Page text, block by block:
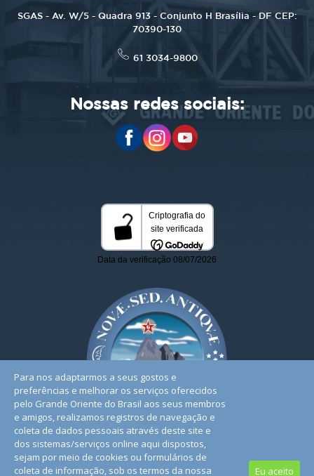
SGAS - Av. W/5 - Quadra 913 - Conjunto H Brasília - DF CEP:
70390-130
61 3034-9800
Nossas redes sociais:
Para nos adaptarmos a seus gostos e
preferências e melhorar os serviços oferecidos
pelo Grande Oriente do Brasil aos seus membros
e amigos, realizamos registros de navegação e
coleta de dados pessoais através deste site e
dos sistemas/serviços online aqui dispostos,
sejam por meio de cookies ou formulários de
coleta de informação, sob os termos da nossa
Eu aceito